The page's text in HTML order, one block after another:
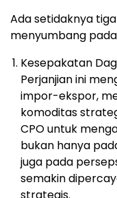
Ada setidaknya
menyumbang
Kesepakatan
Perjanjian ini
impor-ekspor,
komoditas
CPO untuk
bukan hanya
juga pada
semakin